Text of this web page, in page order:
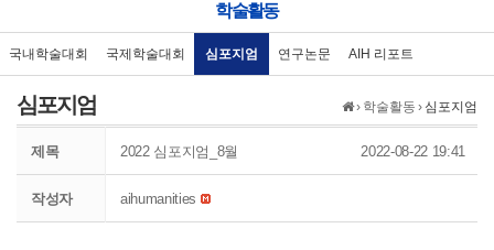
학술활동
국내학술대회 국제학술대회 심포지엄 연구논문 AIH 리포트
› 학술활동 › 심포지엄
심포지엄
제목 2022 심포지엄_8월 2022-08-22 19:41
작성자 aihumanities